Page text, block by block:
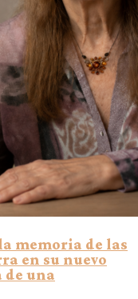
memoria de las
en su nuevo
de una